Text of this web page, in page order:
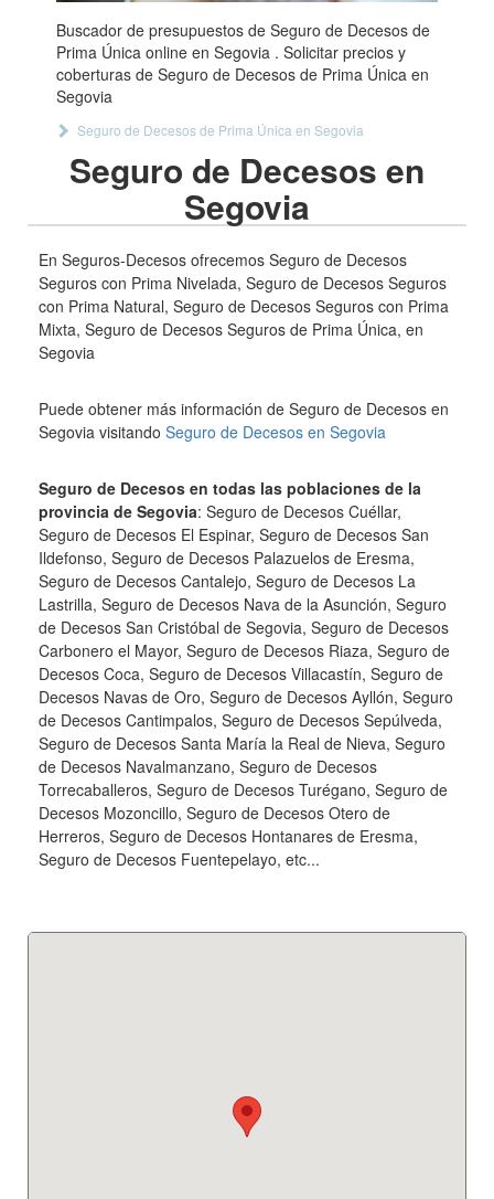
Buscador de presupuestos de Seguro de Decesos de
Prima Única online en Segovia . Solicitar precios y
coberturas de Seguro de Decesos de Prima Única en
Segovia
Seguro de Decesos de Prima Única en Segovia
Seguro de Decesos en
Segovia
En Seguros-Decesos ofrecemos Seguro de Decesos
Seguros con Prima Nivelada, Seguro de Decesos Seguros
con Prima Natural, Seguro de Decesos Seguros con Prima
Mixta, Seguro de Decesos Seguros de Prima Única, en
Segovia
Puede obtener más información de Seguro de Decesos en
Segovia visitando Seguro de Decesos en Segovia
Seguro de Decesos en todas las poblaciones de la
provincia de Segovia: Seguro de Decesos Cuéllar,
Seguro de Decesos El Espinar, Seguro de Decesos San
Ildefonso, Seguro de Decesos Palazuelos de Eresma,
Seguro de Decesos Cantalejo, Seguro de Decesos La
Lastrilla, Seguro de Decesos Nava de la Asunción, Seguro
de Decesos San Cristóbal de Segovia, Seguro de Decesos
Carbonero el Mayor, Seguro de Decesos Riaza, Seguro de
Decesos Coca, Seguro de Decesos Villacastín, Seguro de
Decesos Navas de Oro, Seguro de Decesos Ayllón, Seguro
de Decesos Cantimpalos, Seguro de Decesos Sepúlveda,
Seguro de Decesos Santa María la Real de Nieva, Seguro
de Decesos Navalmanzano, Seguro de Decesos
Torrecaballeros, Seguro de Decesos Turégano, Seguro de
Decesos Mozoncillo, Seguro de Decesos Otero de
Herreros, Seguro de Decesos Hontanares de Eresma,
Seguro de Decesos Fuentepelayo, etc...